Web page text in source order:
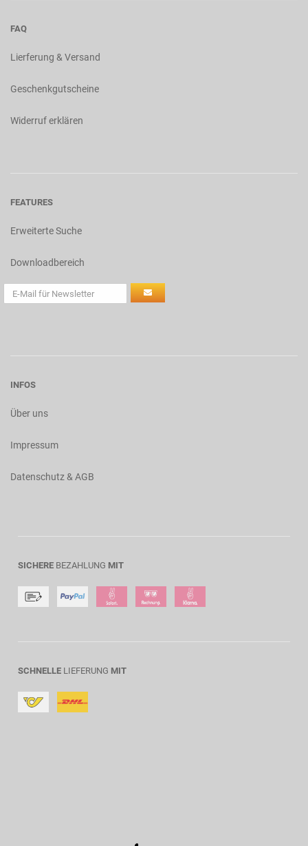
FAQ
Lierferung & Versand
Geschenkgutscheine
Widerruf erklären
FEATURES
Erweiterte Suche
Downloadbereich
INFOS
Über uns
Impressum
Datenschutz & AGB
SICHERE BEZAHLUNG MIT
SCHNELLE LIEFERUNG MIT